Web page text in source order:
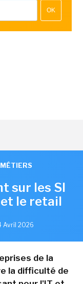
OK
sur les SI
le retail
Avril 2026
de la
la difficulté de